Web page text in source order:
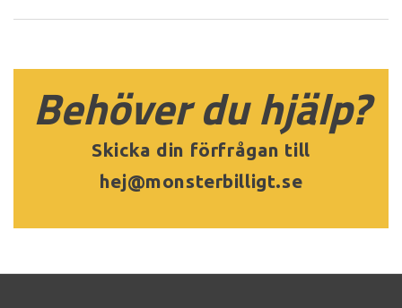
Behöver du hjälp?
Skicka din förfrågan till
hej@monsterbilligt.se